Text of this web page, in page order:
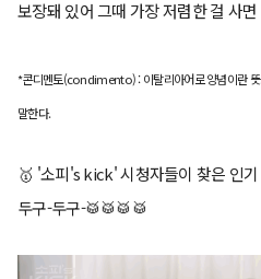
보장돼 있어 그때 가장 저렴한 걸 사
*콘디멘토(condimento) : 이탈리아어로 양념이란 뜻
말한다.
🥇 '소피's kick' 시청자들이 찾은 인
두구-두구-🥁🥁🥁🥁